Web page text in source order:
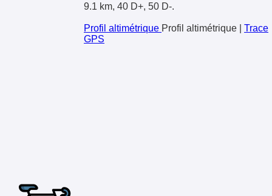
9.1 km, 40 D+, 50 D-.
Profil altimétrique Profil altimétrique
Trace
GPS